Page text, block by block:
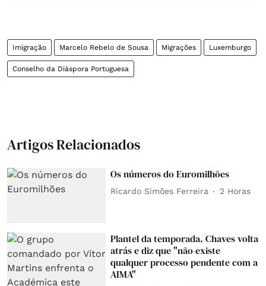
Imigração Marcelo Rebelo de Sousa Migrações Luxemburgo
Conselho da Diáspora Portuguesa
Artigos Relacionados
Os números do Euromilhões
Ricardo Simões Ferreira 2 Horas
Plantel da temporada. Chaves volta
atrás e diz que "não existe
qualquer processo pendente com a
AIMA"